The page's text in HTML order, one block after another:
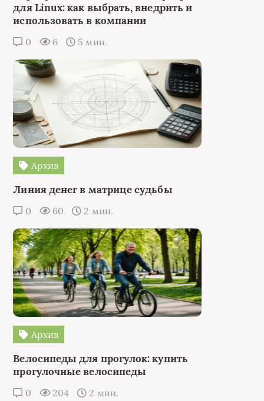
для Linux: как выбрать, внедрить и
использовать в компании
0 6 5 мин.
Архив
Линия денег в матрице судьбы
0 60 2 мин.
Архив
Велосипеды для прогулок: купить
прогулочные велосипеды
0 204 2 мин.